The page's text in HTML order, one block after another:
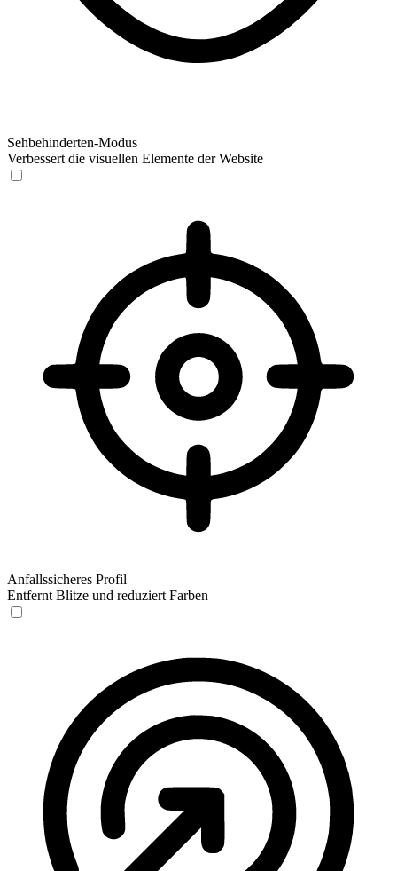
Sehbehinderten-Modus
Verbessert die visuellen Elemente der Website
Anfallssicheres Profil
Entfernt Blitze und reduziert Farben